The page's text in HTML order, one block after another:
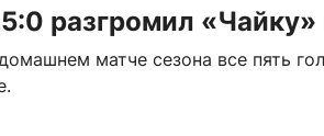
разгромил «Чайку»
матче сезона все пять